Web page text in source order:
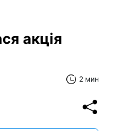
акція
2 мин